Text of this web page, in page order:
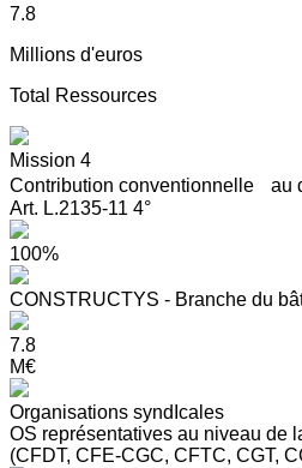
7.8
Millions d'euros
Total Ressources
Mission 4
Contribution conventionnelle au
Art. L.2135-11 4°
100%
CONSTRUCTYS - Branche du
7.8
M€
Organisations syndIcales
OS représentatives au niveau de
(CFDT, CFE-CGC, CFTC, CGT,